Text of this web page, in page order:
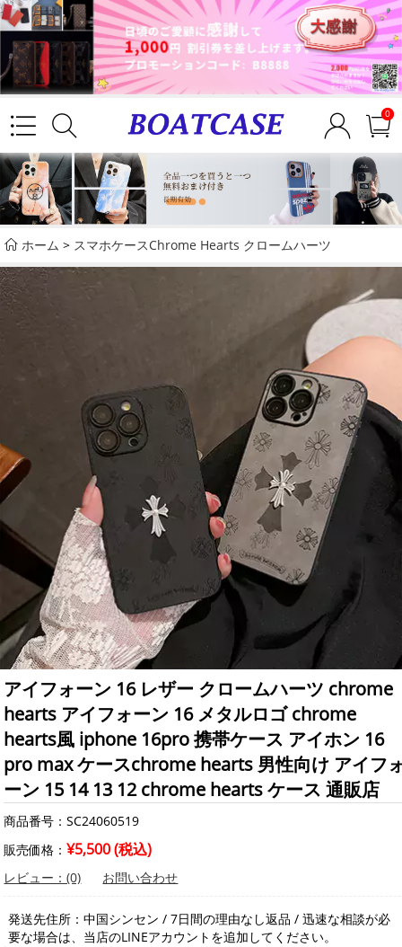
0
ホーム > スマホケースChrome Hearts クロームハーツ
アイフォーン 16 レザー クロームハーツ chrome
hearts アイフォーン 16 メタルロゴ chrome
hearts風 iphone 16pro 携帯ケース アイホン 16
pro max ケースchrome hearts 男性向け アイフ
ーン 15 14 13 12 chrome hearts ケース 通販店
商品番号：SC24060519
販売価格：¥5,500 (税込)
レビュー：(0) お問い合わせ
発送先住所：中国シンセン / 7日間の理由なし返品 / 迅速な相談が必
要な場合は、当店のLINEアカウントを追加してください。